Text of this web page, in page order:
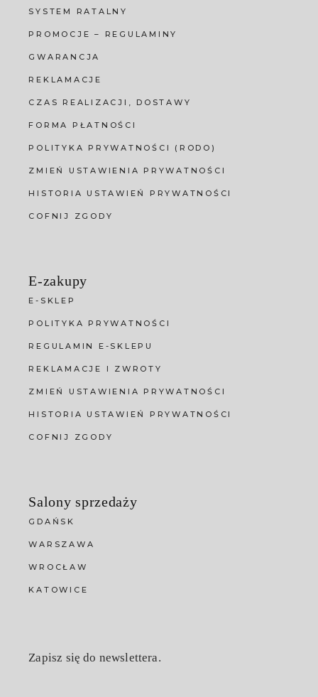
SYSTEM RATALNY
PROMOCJE – REGULAMINY
GWARANCJA
REKLAMACJE
CZAS REALIZACJI, DOSTAWY
FORMA PŁATNOŚCI
POLITYKA PRYWATNOŚCI (RODO)
ZMIEŃ USTAWIENIA PRYWATNOŚCI
HISTORIA USTAWIEŃ PRYWATNOŚCI
COFNIJ ZGODY
E-zakupy
E-SKLEP
POLITYKA PRYWATNOŚCI
REGULAMIN E-SKLEPU
REKLAMACJE I ZWROTY
ZMIEŃ USTAWIENIA PRYWATNOŚCI
HISTORIA USTAWIEŃ PRYWATNOŚCI
COFNIJ ZGODY
Salony sprzedaży
GDAŃSK
WARSZAWA
WROCŁAW
KATOWICE
Zapisz się do newslettera.